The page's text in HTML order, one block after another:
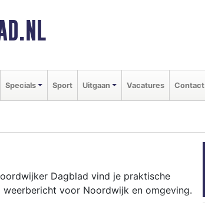
Specials Sport Uitgaan Vacatures Contact
Dagblad vind je praktische
voor Noordwijk en omgeving.